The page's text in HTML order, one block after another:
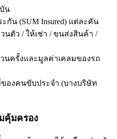
น
กัน (SUM Insured) แต่ละคัน
ตัว / ให้เช่า / ขนส่งสินค้า /
นครั้งและมูลค่าเคลมของรถ
องคนขับประจำ (บางบริษัท
คุ้มครอง